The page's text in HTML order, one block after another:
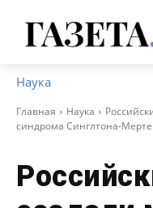
Наука
Главная Наука
синдрома Синглтона-